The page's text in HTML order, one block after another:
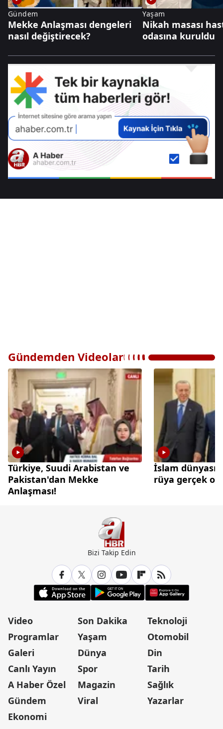
Gündem
Mekke Anlaşması dengeleri
nasıl değiştirecek?
Yaşam
Nikah masası
odasına kuruldu
Gündemden Videolar
Türkiye, Suudi Arabistan ve
Pakistan'dan Mekke
Anlaşması!
İslam
rüya gerçek
Bizi Takip Edin
Video
Programlar
Galeri
Canlı Yayın
A Haber Özel
Gündem
Ekonomi
Son Dakika
Yaşam
Dünya
Spor
Magazin
Viral
Teknoloji
Otomobil
Din
Tarih
Sağlık
Yazarlar